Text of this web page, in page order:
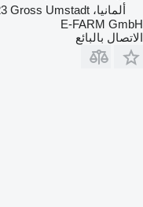
ألمانيا، De-64823 Gross Umstadt
E-FARM GmbH
الاتصال بالبائع